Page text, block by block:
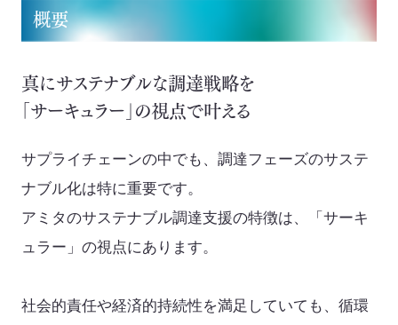
カーボンニュートラル
サステナビリティ教育・研修
TOP
スマートファクトリーZEROⅠ
ゼロワン
リサイクル製品と製造フロー
概要
真にサステナブルな調達戦略を
「サーキュラー」の視点で叶える
サプライチェーンの中でも、調達フェーズのサステ
ナブル化は特に重要です。
アミタのサステナブル調達支援の特徴は、「サーキ
ュラー」の視点にあります。
社会的責任や経済的持続性を満足していても、循環